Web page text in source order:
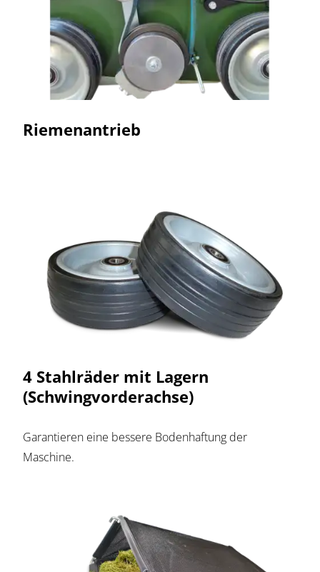
Riemenantrieb
4 Stahlräder mit Lagern
(Schwingvorderachse)
Garantieren eine bessere Bodenhaftung der
Maschine.